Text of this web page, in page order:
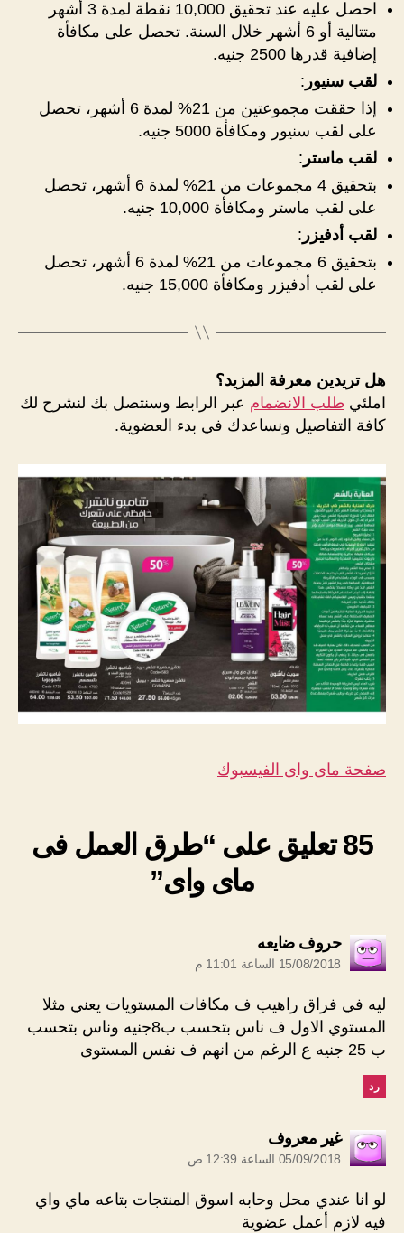
احصل عليه عند تحقيق 10,000 نقطة لمدة 3 أشهر
متتالية أو 6 أشهر خلال السنة. تحصل على مكافأة
إضافية قدرها 2500 جنيه.
لقب سنيور :
إذا حققت مجموعتين من 21% لمدة 6 أشهر، تحصل
على لقب سنيور ومكافأة 5000 جنيه.
لقب ماستر :
بتحقيق 4 مجموعات من 21% لمدة 6 أشهر، تحصل
على لقب ماستر ومكافأة 10,000 جنيه.
لقب أدفيزر :
بتحقيق 6 مجموعات من 21% لمدة 6 أشهر، تحصل
على لقب أدفيزر ومكافأة 15,000 جنيه.
هل تريدين معرفة المزيد؟
املئي طلب الانضمام عبر الرابط وسنتصل بك لنشرح لك
كافة التفاصيل ونساعدك في بدء العضوية.
صفحة ماى واى الفيسبوك
85 تعليق على “طرق العمل فى
ماى واى”
حروف ضايعه
15/08/2018 الساعة 11:01 م
ليه في فراق راهيب ف مكافات المستويات يعني مثلا
المستوي الاول ف ناس بتحسب ب8جنيه وناس بتحسب
ب 25 جنيه ع الرغم من انهم ف نفس المستوى
رد
غير معروف
05/09/2018 الساعة 12:39 ص
لو انا عندي محل وحابه اسوق المنتجات بتاعه ماي واي
فيه لازم أعمل عضوية